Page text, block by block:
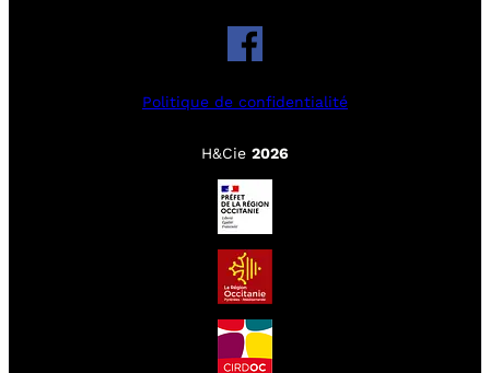
Politique de confidentialité
H&Cie 2026